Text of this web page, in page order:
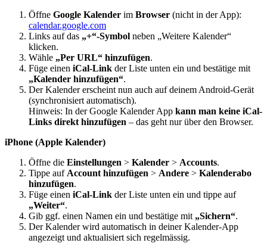
Öffne Google Kalender im Browser (nicht in der App):
calendar.google.com
Links auf das „+“-Symbol neben „Weitere Kalender“
klicken.
Wähle „Per URL“ hinzufügen.
Füge einen iCal-Link der Liste unten ein und bestätige mit
„Kalender hinzufügen“.
Der Kalender erscheint nun auch auf deinem Android-Gerät
(synchronisiert automatisch).
Hinweis: In der Google Kalender App kann man keine iCal-
Links direkt hinzufügen – das geht nur über den Browser.
iPhone (Apple Kalender)
Öffne die Einstellungen > Kalender > Accounts.
Tippe auf Account hinzufügen > Andere > Kalenderabo
hinzufügen.
Füge einen iCal-Link der Liste unten ein und tippe auf
„Weiter“.
Gib ggf. einen Namen ein und bestätige mit „Sichern“.
Der Kalender wird automatisch in deiner Kalender-App
angezeigt und aktualisiert sich regelmässig.